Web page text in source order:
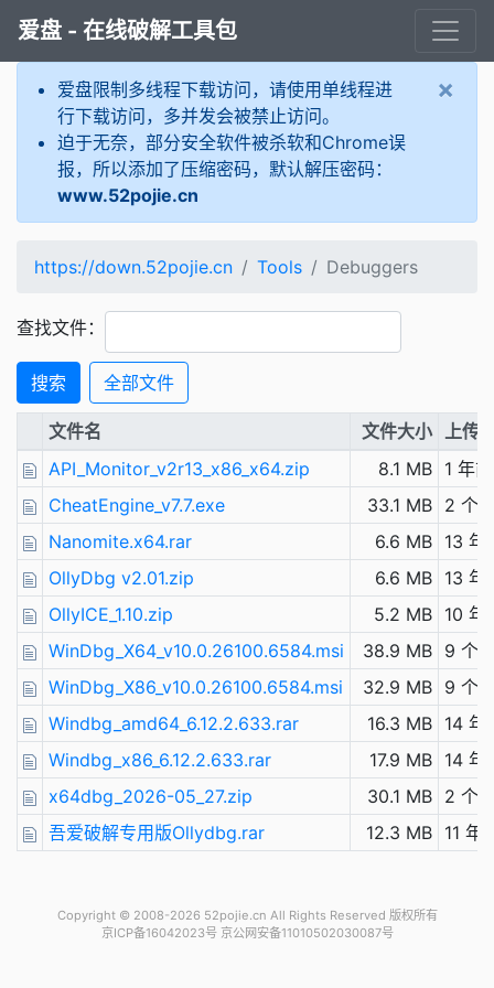
爱盘 - 在线破解工具包
爱盘限制多线程下载访问，请使用单线程进
行下载访问，多并发会被禁止访问。
迫于无奈，部分安全软件被杀软和Chrome误
报，所以添加了压缩密码，默认解压密码：
www.52pojie.cn
×
https://down.52pojie.cn Tools Debuggers
查找文件：
搜索 全部文件
文件名 文件大小 上传
API_Monitor_v2r13_x86_x64.zip
8.1 MB 1 年前
CheatEngine_v7.7.exe
33.1 MB 2 个
Nanomite.x64.rar
6.6 MB 13 年
OllyDbg v2.01.zip
6.6 MB 13 年
OllyICE_1.10.zip
5.2 MB 10 年
WinDbg_X64_v10.0.26100.6584.msi
38.9 MB 9 个
WinDbg_X86_v10.0.26100.6584.msi
32.9 MB 9 个
Windbg_amd64_6.12.2.633.rar
16.3 MB 14 年
Windbg_x86_6.12.2.633.rar
17.9 MB 14 年
x64dbg_2026-05_27.zip
30.1 MB 2 个
吾爱破解专用版Ollydbg.rar
12.3 MB 11 年
Copyright © 2008-2026 52pojie.cn All Rights Reserved 版权所有
京ICP备16042023号 京公网安备11010502030087号